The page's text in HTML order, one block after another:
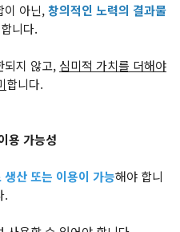
이 아닌,창의적인 노력의 결과물
니다.
되지 않고, 심미적 가치를 더해야
합니다.
용 가능성
생산 또는 이용이 가능해야 합니
.